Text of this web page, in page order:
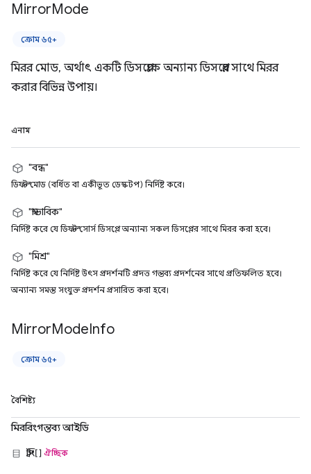
MirrorMode
ক্রোম ৬৫+
মিরর মোড, অর্থাৎ একটি ডিসপ্লেকে অন্যান্য ডিসপ্লের সাথে মিরর
করার বিভিন্ন উপায়।
এনাম
"বন্ধ"
ডিফল্ট মোড (বর্ধিত বা একীভূত ডেস্কটপ) নির্দিষ্ট করে।
"স্বাভাবিক"
নির্দিষ্ট করে যে ডিফল্ট সোর্স ডিসপ্লে অন্যান্য সকল ডিসপ্লের সাথে মিরর করা হবে।
"মিশ্র"
নির্দিষ্ট করে যে নির্দিষ্ট উৎস প্রদর্শনটি প্রদত্ত গন্তব্য প্রদর্শনের সাথে প্রতিফলিত হবে।
অন্যান্য সমস্ত সংযুক্ত প্রদর্শন প্রসারিত করা হবে।
MirrorModeInfo
ক্রোম ৬৫+
বৈশিষ্ট্য
মিররিংগন্তব্য আইডি
স্ট্রিং[] ঐচ্ছিক